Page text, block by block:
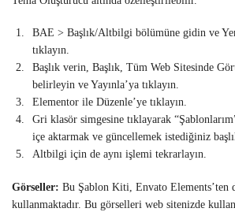
BAE > Başlık/Altbilgi bölümüne gidin ve
tıklayın.
Başlık verin, Başlık, Tüm Web Sitesinde
belirleyin ve Yayınla’ya tıklayın.
Elementor ile Düzenle’ye tıklayın.
Gri klasör simgesine tıklayarak
içe aktarmak ve güncellemek istediğiniz
Altbilgi için de aynı işlemi tekrarlayın.
Görseller: Bu Şablon Kiti, Envato Elements’ten
kullanmaktadır. Bu görselleri web sitenizde